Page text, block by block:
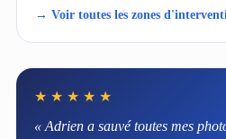
→ Voir toutes les zones
★★★★★
« Adrien a sauvé toutes mes